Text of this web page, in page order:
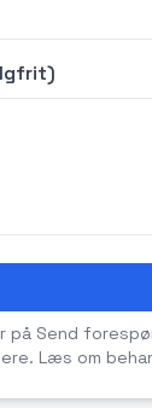
på Send
Læs om